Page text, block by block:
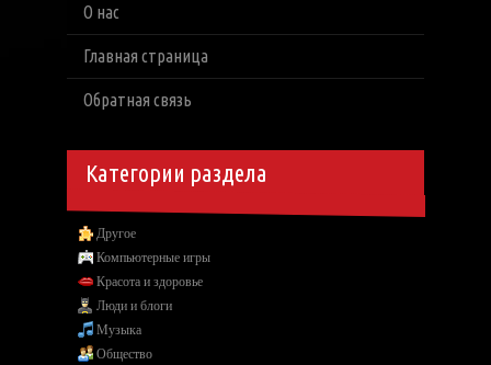
О нас
Главная страница
Обратная связь
Категории раздела
Другое
Компьютерные игры
Красота и здоровье
Люди и блоги
Музыка
Общество